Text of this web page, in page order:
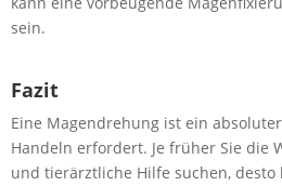
sein.
Fazit
Eine Magendrehung ist ein
Handeln erfordert. Je früher Sie die
und tierärztliche Hilfe suchen, desto